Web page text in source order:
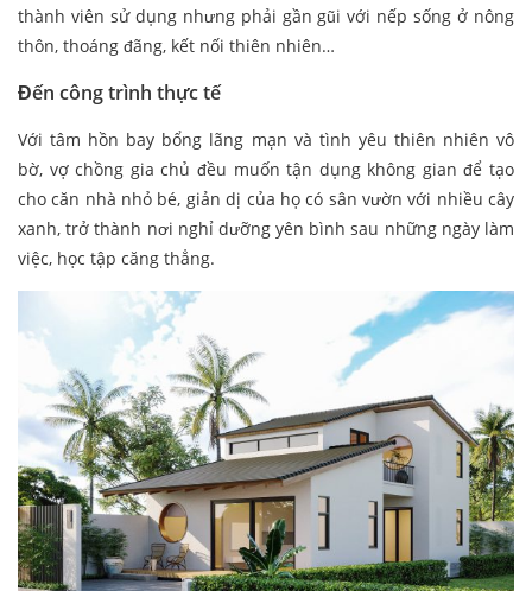
thành viên sử dụng nhưng phải gần gũi với nếp sống ở nông
thôn, thoáng đãng, kết nối thiên nhiên…
Đến công trình thực tế
Với tâm hồn bay bổng lãng mạn và tình yêu thiên nhiên vô
bờ, vợ chồng gia chủ đều muốn tận dụng không gian để tạo
cho căn nhà nhỏ bé, giản dị của họ có sân vườn với nhiều cây
xanh, trở thành nơi nghỉ dưỡng yên bình sau những ngày làm
việc, học tập căng thẳng.